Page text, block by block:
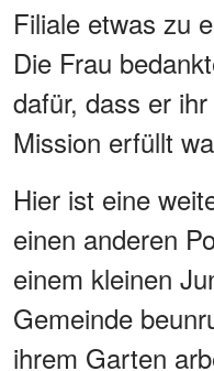
Filiale etwas zu
Die Frau
dafür, dass er
Mission erfüllt
Hier ist eine
einen anderen
einem kleinen
Gemeinde
ihrem Garten